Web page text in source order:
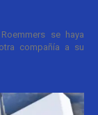
se haya
compañía a su